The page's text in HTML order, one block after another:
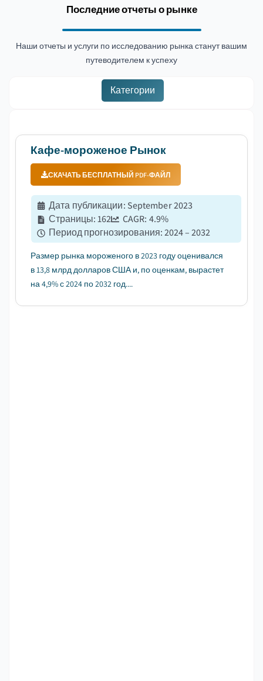
Последние отчеты о рынке
Наши отчеты и услуги по исследованию рынка станут вашим
путеводителем к успеху
Категории
Кафе-мороженое Рынок
СКАЧАТЬ БЕСПЛАТНЫЙ PDF-ФАЙЛ
Дата публикации: September 2023
Страницы:162 CAGR: 4.9%
Период прогнозирования:2024 – 2032
Размер рынка мороженого в 2023 году оценивался
в 13,8 млрд долларов США и, по оценкам, вырастет
на 4,9% с 2024 по 2032 год....